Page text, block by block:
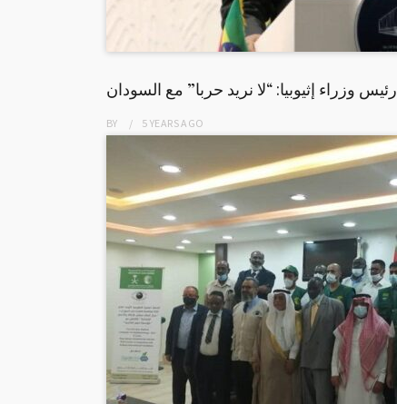
رئيس وزراء إثيوبيا: “لا نريد حربا” مع السودان
BY 5 YEARSAGO